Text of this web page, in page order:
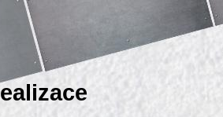
ealizace